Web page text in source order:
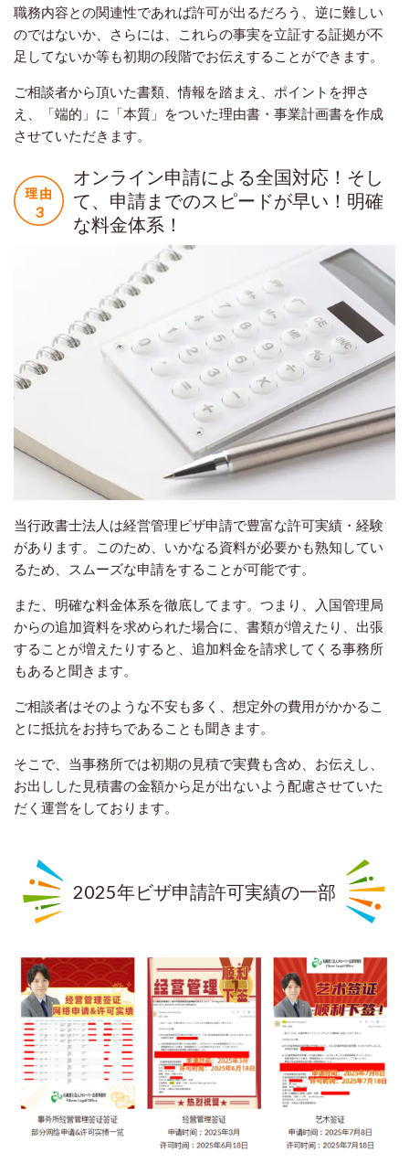
職務内容との関連性であれば許可が出るだろう、逆に難しい
のではないか、さらには、これらの事実を立証する証拠が不
足してないか等も初期の段階でお伝えすることができます。
ご相談者から頂いた書類、情報を踏まえ、ポイントを押さ
え、「端的」に「本質」をついた理由書・事業計画書を作成
させていただきます。
オンライン申請による全国対応！そし
て、申請までのスピードが早い！明確
な料金体系！
当行政書士法人は経営管理ビザ申請で豊富な許可実績・経験
があります。このため、いかなる資料が必要かも熟知してい
るため、スムーズな申請をすることが可能です。
また、明確な料金体系を徹底してます。つまり、入国管理局
からの追加資料を求められた場合に、書類が増えたり、出張
することが増えたりすると、追加料金を請求してくる事務所
もあると聞きます。
ご相談者はそのような不安も多く、想定外の費用がかかるこ
とに抵抗をお持ちであることも聞きます。
そこで、当事務所では初期の見積で実費も含め、お伝えし、
お出しした見積書の金額から足が出ないよう配慮させていた
だく運営をしております。
2025年ビザ申請許可実績の一部